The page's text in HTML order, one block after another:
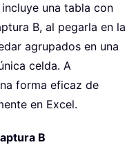
una tabla con
B, al pegarla en la
agrupados en una
celda. A
forma eficaz de
en Excel.
B